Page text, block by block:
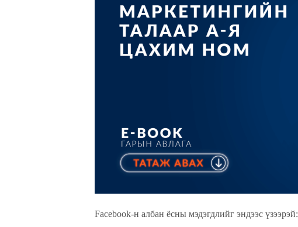
Facebook-н албан ёсны мэдэгдлийг эндээс үзээрэй: